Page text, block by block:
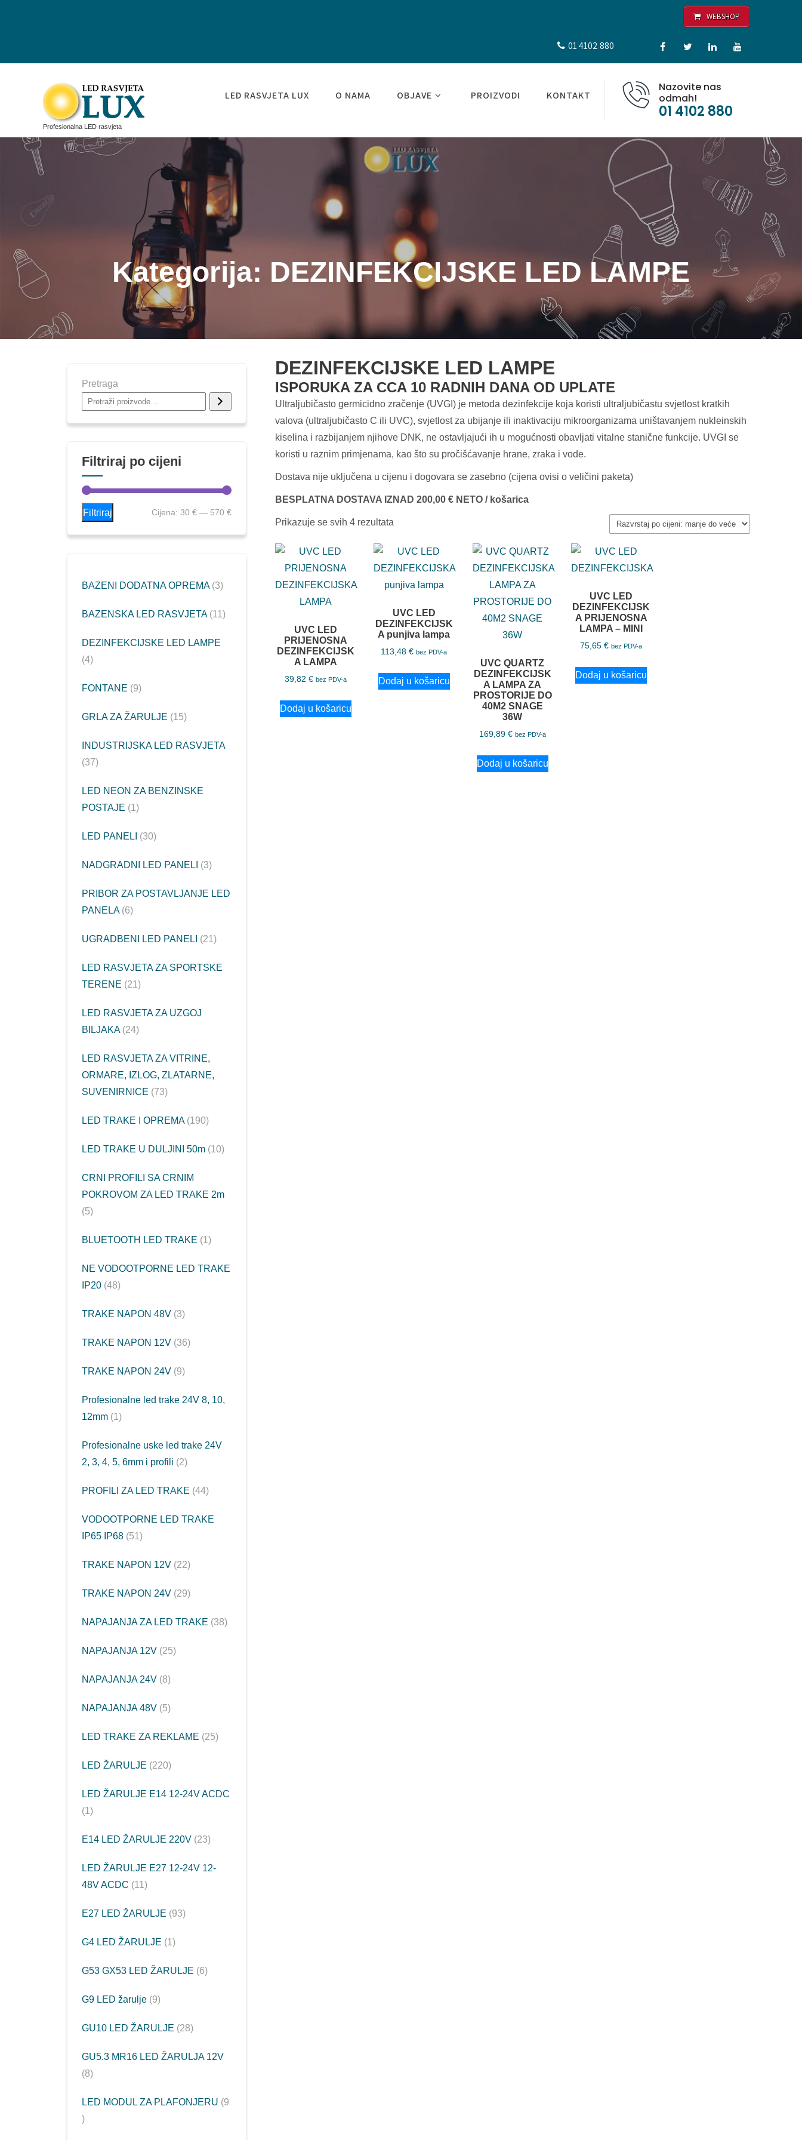
WEBSHOP
01 4102 880
Profesionalna LED rasvjeta
Nazovite nas
odmah!
01 4102 880
LED RASVJETA LUX O NAMA OBJAVE PROIZVODI KONTAKT
Kategorija: DEZINFEKCIJSKE LED LAMPE
DEZINFEKCIJSKE LED LAMPE
ISPORUKA ZA CCA 10 RADNIH DANA OD UPLATE
Ultraljubičasto germicidno zračenje (UVGI) je metoda dezinfekcije koja koristi ultraljubičastu svjetlost kratkih
valova (ultraljubičasto C ili UVC), svjetlost za ubijanje ili inaktivaciju mikroorganizama uništavanjem nukleinskih
kiselina i razbijanjem njihove DNK, ne ostavljajući ih u mogućnosti obavljati vitalne stanične funkcije. UVGI se
koristi u raznim primjenama, kao što su pročišćavanje hrane, zraka i vode.
Dostava nije uključena u cijenu i dogovara se zasebno (cijena ovisi o veličini paketa)
BESPLATNA DOSTAVA IZNAD 200,00 € NETO / košarica
Prikazuje se svih 4 rezultata
UVC LED
PRIJENOSNA
DEZINFEKCIJSK
A LAMPA
39,82 € bez PDV-a
Dodaj u košaricu
UVC LED
DEZINFEKCIJSK
A punjiva lampa
113,48€ bez PDV-a
Dodaj u košaricu
UVC QUARTZ
DEZINFEKCIJSK
A LAMPA ZA
PROSTORIJE DO
40M2 SNAGE
36W
169,89 € bez PDV-a
Dodaj u košaricu
UVC LED
DEZINFEKCIJSK
A PRIJENOSNA
LAMPA – MINI
75,65€ bez PDV-a
Dodaj u košaricu
Pretraga
Filtriraj po cijeni
Filtriraj Cijena: 30 €— 570 €
BAZENI DODATNA OPREMA 3
BAZENSKA LED RASVJETA 11
DEZINFEKCIJSKE LED LAMPE
4
FONTANE 9
GRLA ZA ŽARULJE 15
INDUSTRIJSKA LED RASVJETA
37
LED NEON ZA BENZINSKE
POSTAJE
1
LED PANELI 30
NADGRADNI LED PANELI 3
PRIBOR ZA POSTAVLJANJE LED
PANELA 6
UGRADBENI LED PANELI 21
LED RASVJETA ZA SPORTSKE
TERENE
21
LED RASVJETA ZA UZGOJ
BILJAKA 24
LED RASVJETA ZA VITRINE,
ORMARE, IZLOG, ZLATARNE,
SUVENIRNICE
73
LED TRAKE I OPREMA 190
LED TRAKE U DULJINI 50m 10
CRNI PROFILI SA CRNIM
POKROVOM ZA LED TRAKE 2m
5
BLUETOOTH LED TRAKE 1
NE VODOOTPORNE LED TRAKE
IP20 48
TRAKE NAPON 48V 3
TRAKE NAPON 12V 36
TRAKE NAPON 24V 9
Profesionalne led trake 24V 8, 10,
12mm 1
Profesionalne uske led trake 24V
2, 3, 4, 5, 6mm i profili
2
PROFILI ZA LED TRAKE 44
VODOOTPORNE LED TRAKE
IP65 IP68 51
TRAKE NAPON 12V 22
TRAKE NAPON 24V 29
NAPAJANJA ZA LED TRAKE 38
NAPAJANJA 12V 25
NAPAJANJA 24V 8
NAPAJANJA 48V 5
LED TRAKE ZA REKLAME 25
LED ŽARULJE 220
LED ŽARULJE E14 12-24V ACDC
1
E14 LED ŽARULJE 220V 23
LED ŽARULJE E27 12-24V 12-
48V ACDC
11
E27 LED ŽARULJE 93
G4 LED ŽARULJE 1
G53 GX53 LED ŽARULJE 6
G9 LED žarulje 9
GU10 LED ŽARULJE 28
GU5.3 MR16 LED ŽARULJA 12V
8
LED MODUL ZA PLAFONJERU 9